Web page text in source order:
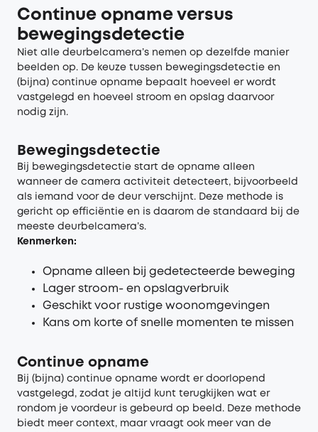
Continue opname versus
bewegingsdetectie
Niet alle deurbelcamera’s nemen op dezelfde manier
beelden op. De keuze tussen bewegingsdetectie en
(bijna) continue opname bepaalt hoeveel er wordt
vastgelegd en hoeveel stroom en opslag daarvoor
nodig zijn.
Bewegingsdetectie
Bij bewegingsdetectie start de opname alleen
wanneer de camera activiteit detecteert, bijvoorbeeld
als iemand voor de deur verschijnt. Deze methode is
gericht op efficiëntie en is daarom de standaard bij de
meeste deurbelcamera’s.
Kenmerken:
Opname alleen bij gedetecteerde beweging
Lager stroom- en opslagverbruik
Geschikt voor rustige woonomgevingen
Kans om korte of snelle momenten te missen
Continue opname
Bij (bijna) continue opname wordt er doorlopend
vastgelegd, zodat je altijd kunt terugkijken wat er
rondom je voordeur is gebeurd op beeld. Deze methode
biedt meer context, maar vraagt ook meer van de